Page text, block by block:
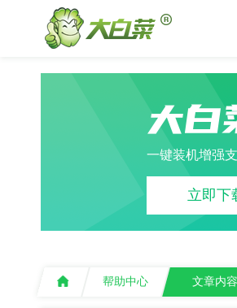
大白
一键装机增强
立即下
帮助中心 文章内容